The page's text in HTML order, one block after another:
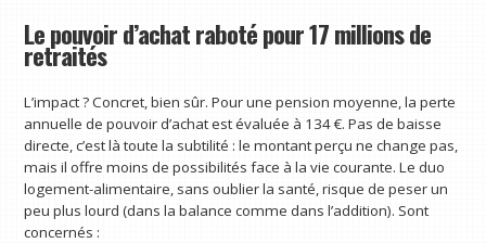
Le pouvoir d’achat raboté pour 17 millions de
retraités
L’impact ? Concret, bien sûr. Pour une pension moyenne, la perte
annuelle de pouvoir d’achat est évaluée à 134 €. Pas de baisse
directe, c’est là toute la subtilité : le montant perçu ne change pas,
mais il offre moins de possibilités face à la vie courante. Le duo
logement-alimentaire, sans oublier la santé, risque de peser un
peu plus lourd (dans la balance comme dans l’addition). Sont
concernés :